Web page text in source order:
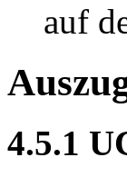
auf
4.5.1